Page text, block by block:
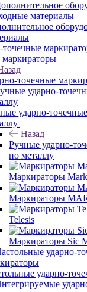
маркираторы
точечные
ударно-
Назад
Ручные ударно-
по металлу
Маркираторы
Маркираторы
Telesis
Маркираторы Sic
ударно-